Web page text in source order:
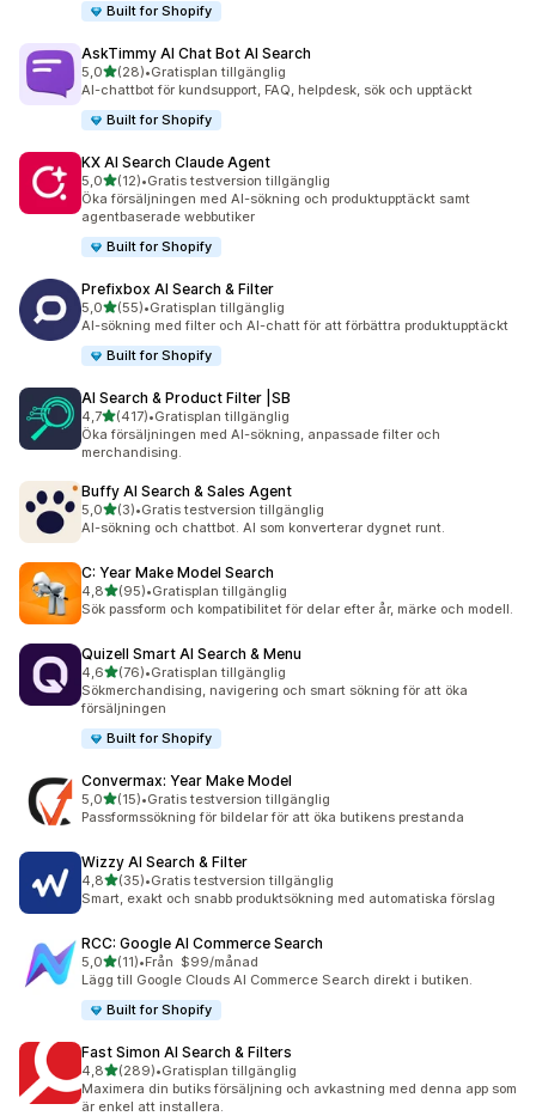
Built for Shopify
AskTimmy AI Chat Bot AI Search
5,0av 5 stjärnor
(28)
28 recensioner totalt
•Gratisplan tillgänglig
AI-chattbot för kundsupport, FAQ, helpdesk, sök och upptäckt
Built for Shopify
KX AI Search Claude Agent
5,0av 5 stjärnor
(12)
12 recensioner totalt
•Gratis testversion tillgänglig
Öka försäljningen med AI-sökning och produktupptäckt samt
agentbaserade webbutiker
Built for Shopify
Prefixbox AI Search & Filter
5,0av 5 stjärnor
(55)
55 recensioner totalt
•Gratisplan tillgänglig
AI-sökning med filter och AI-chatt för att förbättra produktupptäckt
Built for Shopify
AI Search & Product Filter |SB
4,7av 5 stjärnor
(417)
417 recensioner totalt
•Gratisplan tillgänglig
Öka försäljningen med AI-sökning, anpassade filter och
merchandising.
Buffy AI Search & Sales Agent
5,0av 5 stjärnor
(3)
3 recensioner totalt
•Gratis testversion tillgänglig
AI-sökning och chattbot. AI som konverterar dygnet runt.
C: Year Make Model Search
4,8av 5 stjärnor
(95)
95 recensioner totalt
•Gratisplan tillgänglig
Sök passform och kompatibilitet för delar efter år, märke och modell.
Quizell Smart AI Search & Menu
4,6av 5 stjärnor
(76)
76 recensioner totalt
•Gratisplan tillgänglig
Sökmerchandising, navigering och smart sökning för att öka
försäljningen
Built for Shopify
Convermax: Year Make Model
5,0av 5 stjärnor
(15)
15 recensioner totalt
•Gratis testversion tillgänglig
Passformssökning för bildelar för att öka butikens prestanda
Wizzy AI Search & Filter
4,8av 5 stjärnor
(35)
35 recensioner totalt
•Gratis testversion tillgänglig
Smart, exakt och snabb produktsökning med automatiska förslag
RCC: Google AI Commerce Search
5,0av 5 stjärnor
(11)
11 recensioner totalt
•Från $99/månad
Lägg till Google Clouds AI Commerce Search direkt i butiken.
Built for Shopify
Fast Simon AI Search & Filters
4,8av 5 stjärnor
(289)
289 recensioner totalt
•Gratisplan tillgänglig
Maximera din butiks försäljning och avkastning med denna app som
är enkel att installera.